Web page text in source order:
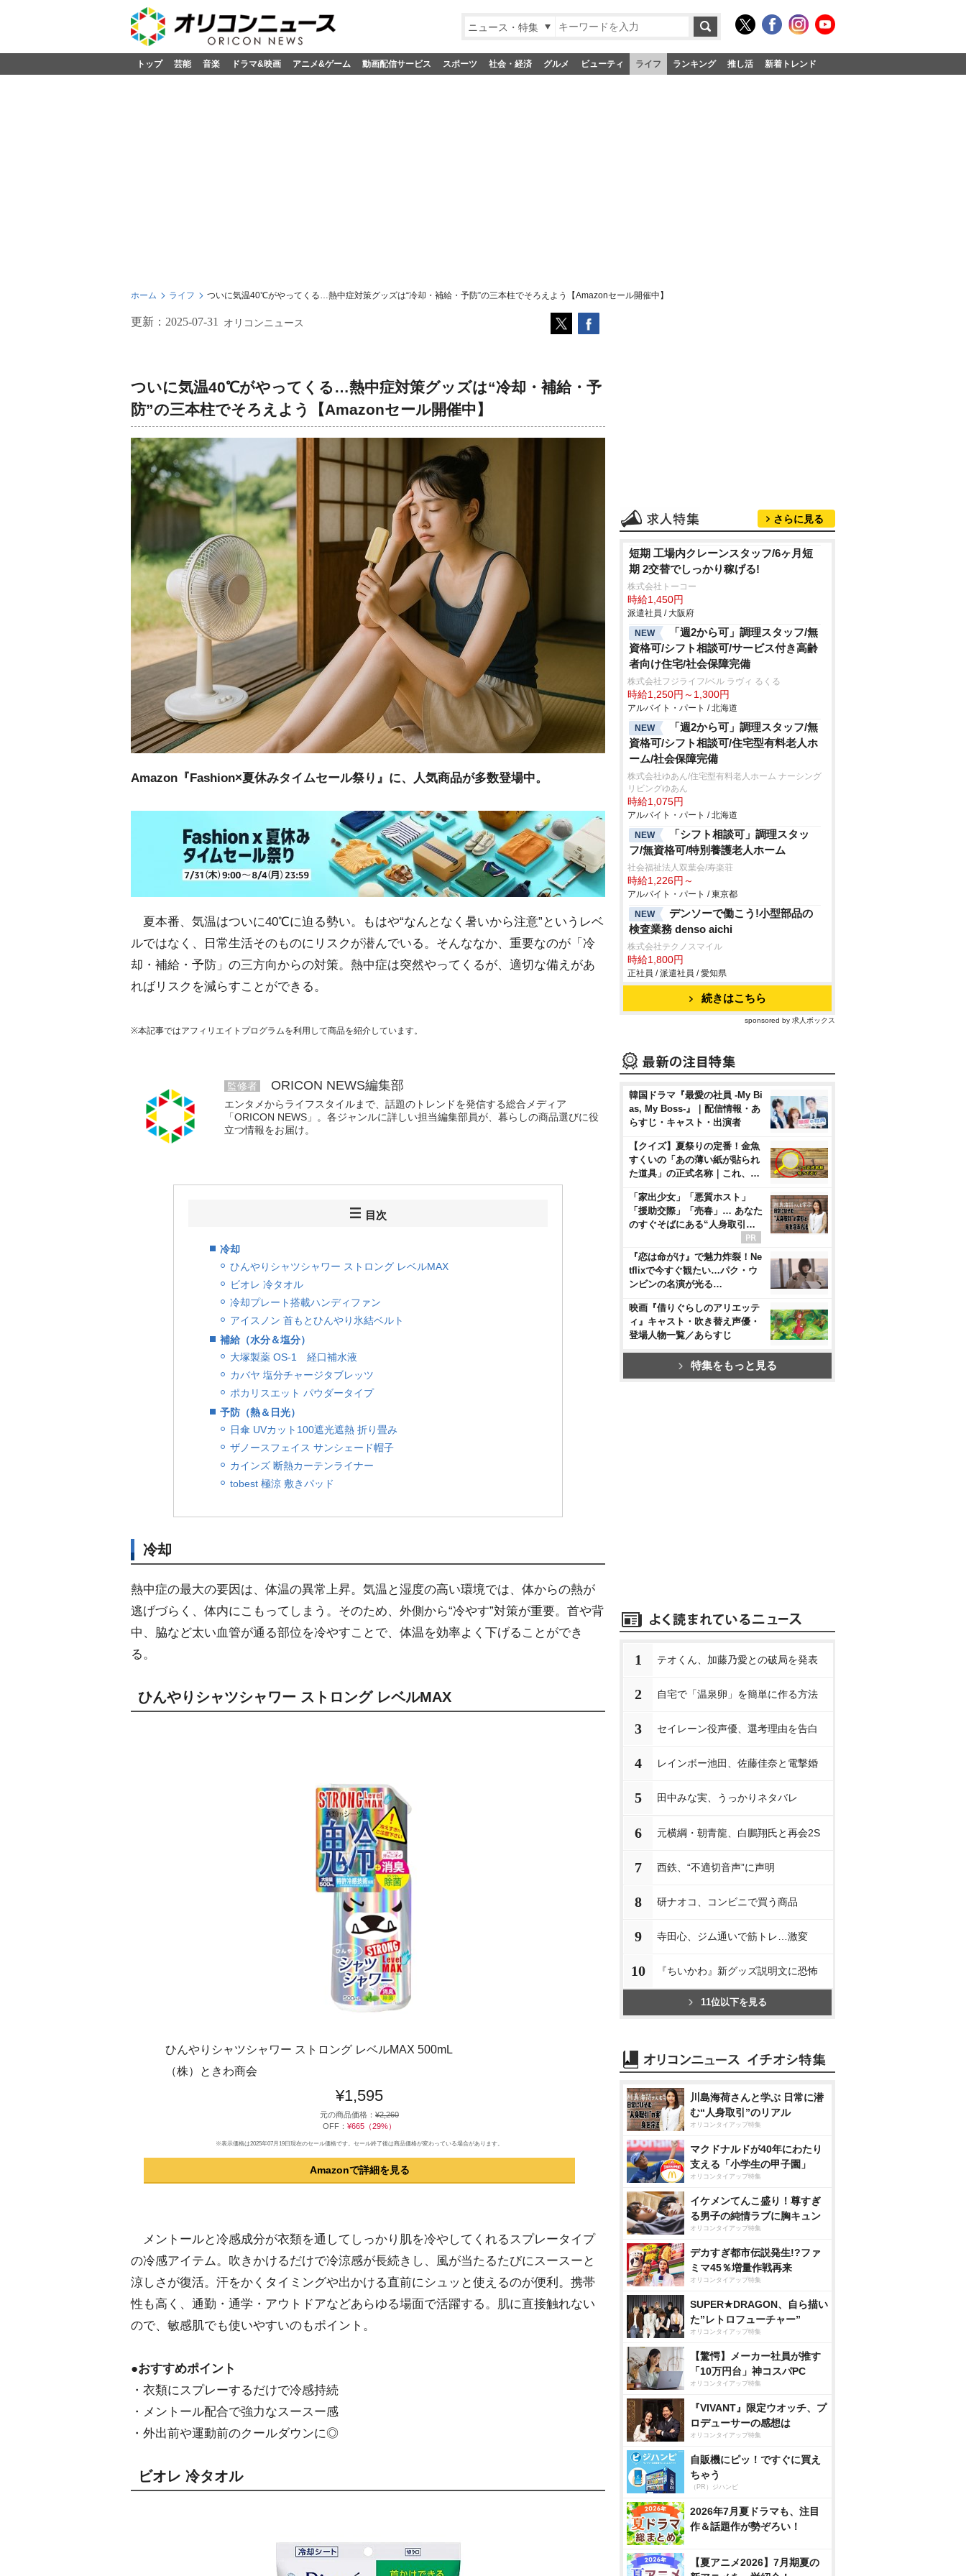
ニュース・特集
トップ 芸能 音楽 ドラマ&映画 アニメ&ゲーム 動画配信サービス スポーツ 社会・経済 グルメ ビューティ ライフ ランキング 推し活 新着トレンド
ホーム ライフ ついに気温40℃がやってくる…熱中症対策グッズは“冷却・補給・予防”の三本柱でそろえよう【Amazonセール開催中】
更新： 2025-07-31 オリコンニュース
ついに気温40℃がやってくる…熱中症対策グッズは“冷却・補給・予
防”の三本柱でそろえよう【Amazonセール開催中】
Amazon『Fashion×夏休みタイムセール祭り』に、人気商品が多数登場中。
夏本番、気温はついに40℃に迫る勢い。もはや“なんとなく暑いから注意”というレベ
ルではなく、日常生活そのものにリスクが潜んでいる。そんななか、重要なのが「冷
却・補給・予防」の三方向からの対策。熱中症は突然やってくるが、適切な備えがあ
ればリスクを減らすことができる。
※本記事ではアフィリエイトプログラムを利用して商品を紹介しています。
監修者 ORICON NEWS編集部
エンタメからライフスタイルまで、話題のトレンドを発信する総合メディア
「ORICON NEWS」。各ジャンルに詳しい担当編集部員が、暮らしの商品選びに役
立つ情報をお届け。
目次
冷却
ひんやりシャツシャワー ストロング レベルMAX
ビオレ 冷タオル
冷却プレート搭載ハンディファン
アイスノン 首もとひんやり氷結ベルト
補給（水分＆塩分）
大塚製薬 OS-1 経口補水液
カバヤ 塩分チャージタブレッツ
ポカリスエット パウダータイプ
予防（熱＆日光）
日傘 UVカット100遮光遮熱 折り畳み
ザノースフェイス サンシェード帽子
カインズ 断熱カーテンライナー
tobest 極涼 敷きパッド
冷却
熱中症の最大の要因は、体温の異常上昇。気温と湿度の高い環境では、体からの熱が
逃げづらく、体内にこもってしまう。そのため、外側から“冷やす”対策が重要。首や背
中、脇など太い血管が通る部位を冷やすことで、体温を効率よく下げることができ
る。
ひんやりシャツシャワー ストロング レベルMAX
ひんやりシャツシャワー ストロング レベルMAX 500mL
（株）ときわ商会
¥1,595
元の商品価格： ¥2,260
OFF： ¥665（29%）
※表示価格は2025年07月19日現在のセール価格です。セール終了後は商品価格が変わっている場合があります。
Amazonで詳細を見る
メントールと冷感成分が衣類を通してしっかり肌を冷やしてくれるスプレータイプ
の冷感アイテム。吹きかけるだけで冷涼感が長続きし、風が当たるたびにスースーと
涼しさが復活。汗をかくタイミングや出かける直前にシュッと使えるのが便利。携帯
性も高く、通勤・通学・アウトドアなどあらゆる場面で活躍する。肌に直接触れない
ので、敏感肌でも使いやすいのもポイント。
●おすすめポイント
・衣類にスプレーするだけで冷感持続
・メントール配合で強力なスースー感
・外出前や運動前のクールダウンに◎
ビオレ 冷タオル
さらに見る
短期 工場内クレーンスタッフ/6ヶ月短
期 2交替でしっかり稼げる!
株式会社トーコー
時給1,450円
派遣社員 / 大阪府
NEW
「週2から可」調理スタッフ/無
資格可/シフト相談可/サービス付き高齢
者向け住宅/社会保障完備
株式会社フジライフ/ベル ラヴィ るくる
時給1,250円～1,300円
アルバイト・パート / 北海道
NEW
「週2から可」調理スタッフ/無
資格可/シフト相談可/住宅型有料老人ホ
ーム/社会保障完備
株式会社ゆあん/住宅型有料老人ホーム ナーシング
リビングゆあん
時給1,075円
アルバイト・パート / 北海道
NEW
「シフト相談可」調理スタッ
フ/無資格可/特別養護老人ホーム
社会福祉法人双葉会/寿楽荘
時給1,226円～
アルバイト・パート / 東京都
NEW
デンソーで働こう!小型部品の
検査業務 denso aichi
株式会社テクノスマイル
時給1,800円
正社員 / 派遣社員 / 愛知県
続きはこちら
sponsored by 求人ボックス
韓国ドラマ『最愛の社員 -My Bi
as, My Boss-』｜配信情報・あ
らすじ・キャスト・出演者
【クイズ】夏祭りの定番！金魚
すくいの「あの薄い紙が貼られ
た道具」の正式名称｜これ、…
「家出少女」「悪質ホスト」
「援助交際」「売春」… あなた
のすぐそばにある“人身取引…
『恋は命がけ』で魅力炸裂！Ne
tflixで今すぐ観たい…パク・ウ
ンビンの名演が光る…
映画『借りぐらしのアリエッテ
ィ』キャスト・吹き替え声優・
登場人物一覧／あらすじ
特集をもっと見る
1 テオくん、加藤乃愛との破局を発表
2 自宅で「温泉卵」を簡単に作る方法
3 セイレーン役声優、選考理由を告白
4 レインボー池田、佐藤佳奈と電撃婚
5 田中みな実、うっかりネタバレ
6 元横綱・朝青龍、白鵬翔氏と再会2S
7 西鉄、“不適切音声”に声明
8 研ナオコ、コンビニで買う商品
9 寺田心、ジム通いで筋トレ…激変
10 『ちいかわ』新グッズ説明文に恐怖
11位以下を見る
川島海荷さんと学ぶ 日常に潜
む“人身取引”のリアル
オリコンタイアップ特集
マクドナルドが40年にわたり
支える「小学生の甲子園」
オリコンタイアップ特集
イケメンてんこ盛り！尊すぎ
る男子の純情ラブに胸キュン
オリコンタイアップ特集
デカすぎ都市伝説発生!?ファ
ミマ45％増量作戦再来
オリコンタイアップ特集
SUPER★DRAGON、自ら描い
た”レトロフューチャー”
オリコンタイアップ特集
【驚愕】メーカー社員が推す
「10万円台」神コスパPC
オリコンタイアップ特集
『VIVANT』限定ウオッチ、プ
ロデューサーの感想は
オリコンタイアップ特集
自販機にピッ！ですぐに買え
ちゃう
（PR）ジハンピ
2026年7月夏ドラマも、注目
作＆話題作が勢ぞろい！
【夏アニメ2026】7月期夏の